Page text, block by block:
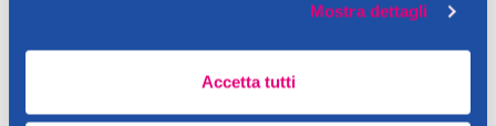
Mostra dettagli
Accetta tutti
Contatto del produttore
Grazie alla fragranza dalle note balsamiche, avvolte da quelle